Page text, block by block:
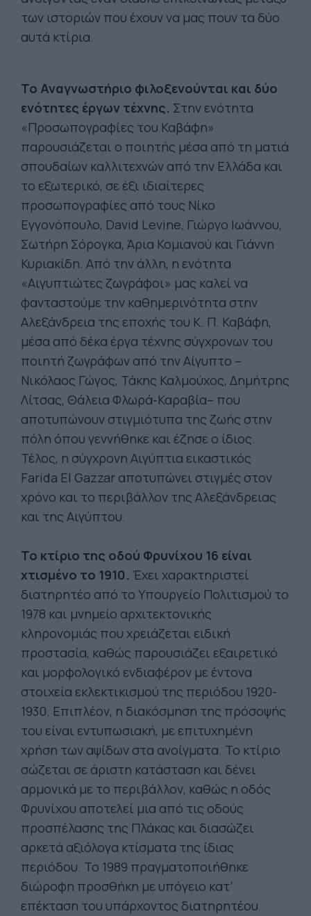
των ιστοριών που έχουν να μας πουν τα δύο
αυτά κτίρια.
Το Αναγνωστήριο φιλοξενούνται και δύο
ενότητες έργων τέχνης. Στην ενότητα
«Προσωπογραφίες του Καβάφη»
παρουσιάζεται ο ποιητής μέσα από τη ματιά
σπουδαίων καλλιτεχνών από την Ελλάδα και
το εξωτερικό, σε έξι ιδιαίτερες
προσωπογραφίες από τους Νίκο
Εγγονόπουλο, David Levine, Γιώργο Ιωάννου,
Σωτήρη Σόρογκα, Άρια Κομιανού και Γιάννη
Κυριακίδη. Από την άλλη, η ενότητα
«Αιγυπτιώτες ζωγράφοι» μας καλεί να
φανταστούμε την καθημερινότητα στην
Αλεξάνδρεια της εποχής του Κ. Π. Καβάφη,
μέσα από δέκα έργα τέχνης σύγχρονων του
ποιητή ζωγράφων από την Αίγυπτο –
Νικόλαος Γώγος, Τάκης Καλμούχος, Δημήτρης
Λίτσας, Θάλεια Φλωρά-Καραβία– που
αποτυπώνουν στιγμιότυπα της ζωής στην
πόλη όπου γεννήθηκε και έζησε ο ίδιος.
Τέλος, η σύγχρονη Αιγύπτια εικαστικός
Farida El Gazzar αποτυπώνει στιγμές στον
χρόνο και το περιβάλλον της Αλεξάνδρειας
και της Αιγύπτου.
Το κτίριο της οδού Φρυνίχου 16 είναι
χτισμένο το 1910. Έχει χαρακτηριστεί
διατηρητέο από το Υπουργείο Πολιτισμού το
1978 και μνημείο αρχιτεκτονικής
κληρονομιάς που χρειάζεται ειδική
προστασία, καθώς παρουσιάζει εξαιρετικό
και μορφολογικό ενδιαφέρον με έντονα
στοιχεία εκλεκτικισμού της περιόδου 1920-
1930. Επιπλέον, η διακόσμηση της πρόσοψής
του είναι εντυπωσιακή, με επιτυχημένη
χρήση των αψίδων στα ανοίγματα. Το κτίριο
σώζεται σε άριστη κατάσταση και δένει
αρμονικά με το περιβάλλον, καθώς η οδός
Φρυνίχου αποτελεί μια από τις οδούς
προσπέλασης της Πλάκας και διασώζει
αρκετά αξιόλογα κτίσματα της ίδιας
περιόδου. Το 1989 πραγματοποιήθηκε
διώροφη προσθήκη με υπόγειο κατ’
επέκταση του υπάρχοντος διατηρητέου